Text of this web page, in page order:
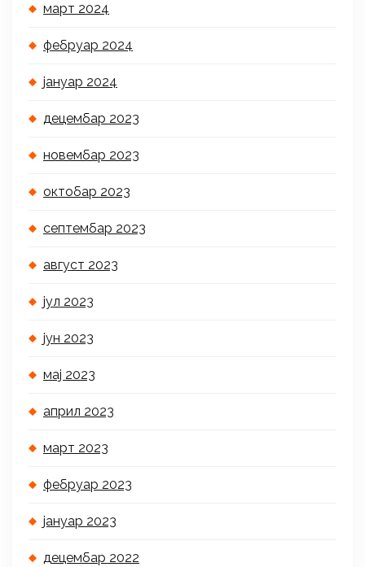
март 2024
фебруар 2024
јануар 2024
децембар 2023
новембар 2023
октобар 2023
септембар 2023
август 2023
јул 2023
јун 2023
мај 2023
април 2023
март 2023
фебруар 2023
јануар 2023
децембар 2022